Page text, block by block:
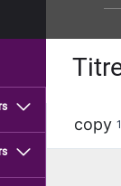
copy